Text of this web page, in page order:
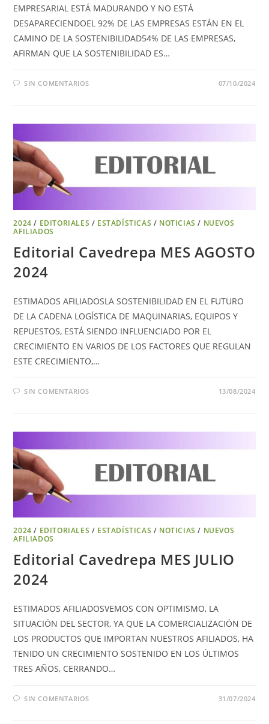
EMPRESARIAL ESTÁ MADURANDO Y NO ESTÁ
DESAPARECIENDOEL 92% DE LAS EMPRESAS ESTÁN EN EL
CAMINO DE LA SOSTENIBILIDAD54% DE LAS EMPRESAS,
AFIRMAN QUE LA SOSTENIBILIDAD ES…
SIN COMENTARIOS 07/10/2024
2024 / EDITORIALES / ESTADÍSTICAS / NOTICIAS / NUEVOS
AFILIADOS
Editorial Cavedrepa MES AGOSTO
2024
ESTIMADOS AFILIADOSLA SOSTENIBILIDAD EN EL FUTURO
DE LA CADENA LOGÍSTICA DE MAQUINARIAS, EQUIPOS Y
REPUESTOS, ESTÁ SIENDO INFLUENCIADO POR EL
CRECIMIENTO EN VARIOS DE LOS FACTORES QUE REGULAN
ESTE CRECIMIENTO,…
SIN COMENTARIOS 13/08/2024
2024 / EDITORIALES / ESTADÍSTICAS / NOTICIAS / NUEVOS
AFILIADOS
Editorial Cavedrepa MES JULIO
2024
ESTIMADOS AFILIADOSVEMOS CON OPTIMISMO, LA
SITUACIÓN DEL SECTOR, YA QUE LA COMERCIALIZACIÓN DE
LOS PRODUCTOS QUE IMPORTAN NUESTROS AFILIADOS, HA
TENIDO UN CRECIMIENTO SOSTENIDO EN LOS ÚLTIMOS
TRES AÑOS, CERRANDO…
SIN COMENTARIOS 31/07/2024